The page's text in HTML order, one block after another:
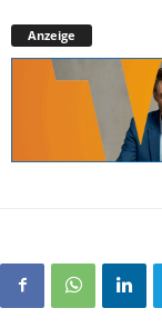
Anzeige